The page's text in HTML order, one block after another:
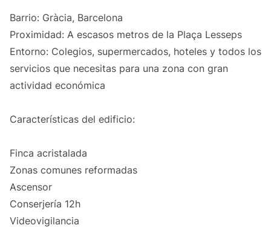
Barrio: Gràcia, Barcelona
Proximidad: A escasos metros de la Plaça Lesseps
Entorno: Colegios, supermercados, hoteles y todos los
servicios que necesitas para una zona con gran
actividad económica
Características del edificio:
Finca acristalada
Zonas comunes reformadas
Ascensor
Conserjería 12h
Videovigilancia